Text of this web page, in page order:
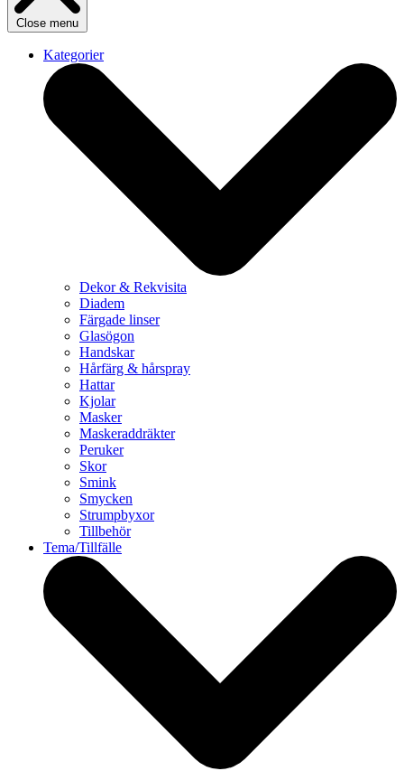
Close menu
Kategorier
Dekor & Rekvisita
Diadem
Färgade linser
Glasögon
Handskar
Hårfärg & hårspray
Hattar
Kjolar
Masker
Maskeraddräkter
Peruker
Skor
Smink
Smycken
Strumpbyxor
Tillbehör
Tema/Tillfälle